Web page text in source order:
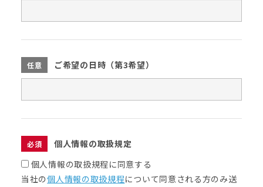
任意 ご希望の日時（第3希望）
必須
個人情報の取扱規定
個人情報の取扱規程に同意する
当社の個人情報の取扱規程について同意される方のみ送